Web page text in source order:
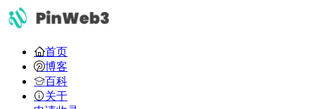
首页
博客
百科
关于